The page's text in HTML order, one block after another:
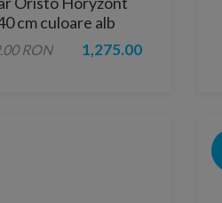
cm culoare alb
RON
1,275.00